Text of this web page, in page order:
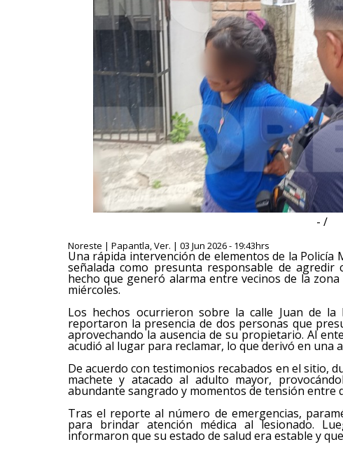
- /
Noreste | Papantla, Ver. | 03 Jun 2026 - 19:43hrs
Una rápida intervención de elementos de la
señalada como presunta responsable de
hecho que generó alarma entre vecinos de la
miércoles.
Los hechos ocurrieron sobre la calle Juan de
reportaron la presencia de dos personas que
aprovechando la ausencia de su propietario. Al
acudió al lugar para reclamar, lo que derivó en una
De acuerdo con testimonios recabados en el sitio,
machete y atacado al adulto mayor,
abundante sangrado y momentos de tensión entre
Tras el reporte al número de emergencias,
para brindar atención médica al lesionado.
informaron que su estado de salud era estable y